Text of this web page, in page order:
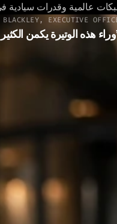
عالمية وقدرات
, EXECUTIVE
وراء هذه الوتيرة يكمن